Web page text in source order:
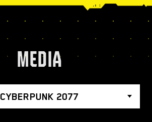
MEDIA
CYBERPUNK 2077